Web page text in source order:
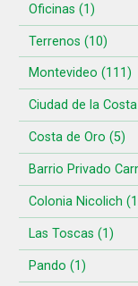
Oficinas (1)
Terrenos (10)
Montevideo (111)
Ciudad de la
Costa de Oro (5)
Barrio Privado
Colonia Nicolich
Las Toscas (1)
Pando (1)